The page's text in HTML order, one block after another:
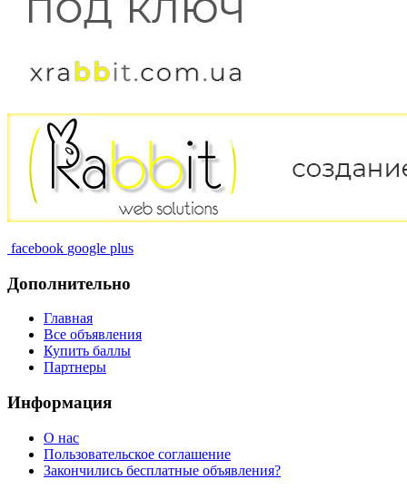
facebook google plus
Дополнительно
Главная
Все объявления
Купить баллы
Партнеры
Информация
О нас
Пользовательское соглашение
Закончились бесплатные объявления?